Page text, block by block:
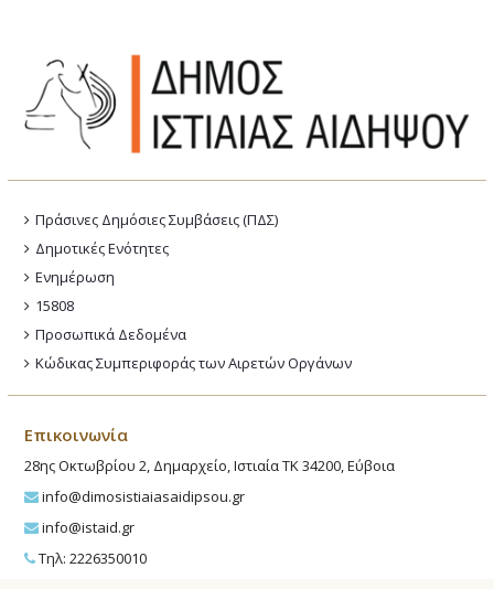
Πράσινες Δημόσιες Συμβάσεις (ΠΔΣ)
Δημοτικές Ενότητες
Ενημέρωση
15808
Προσωπικά Δεδομένα
Κώδικας Συμπεριφοράς των Αιρετών Οργάνων
Επικοινωνία
28ης Οκτωβρίου 2, Δημαρχείο, Ιστιαία ΤΚ 34200, Εύβοια
info@dimosistiaiasaidipsou.gr
info@istaid.gr
Τηλ: 2226350010